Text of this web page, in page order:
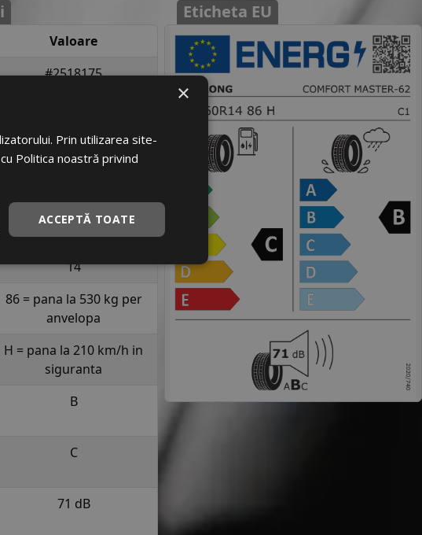
Valoare
#2518175
LINGLONG
COMFORTMASTER
195
60
14
86 = pana la 530 kg per
anvelopa
H = pana la 210 km/h in
siguranta
B
C
71 dB
Eticheta EU
×
Prin utilizarea site-
Politica noastră privind
ACCEPTĂ TOATE